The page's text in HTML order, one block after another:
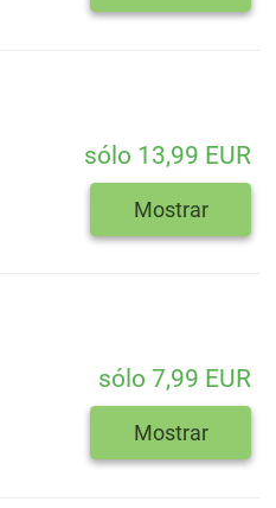
sólo 13,99 EUR
Mostrar
sólo 7,99 EUR
Mostrar